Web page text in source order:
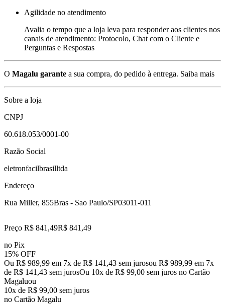
Agilidade no atendimento
Avalia o tempo que a loja leva para responder aos clientes nos
canais de atendimento: Protocolo, Chat com o Cliente e
Perguntas e Respostas
O Magalu garante a sua compra, do pedido à entrega. Saiba mais
Sobre a loja
CNPJ
60.618.053/0001-00
Razão Social
eletronfacilbrasilltda
Endereço
Rua Miller, 855Bras - Sao Paulo/SP03011-011
Preço R$ 841,49R$ 841 ,49
no Pix
15% OFF
Ou R$ 989,99 em 7x de R$ 141,43 sem jurosou R$ 989,99 em 7x
de R$ 141,43 sem jurosOu 10x de R$ 99,00 sem juros no Cartão
Magaluou
10x de R$ 99,00 sem juros
no Cartão Magalu